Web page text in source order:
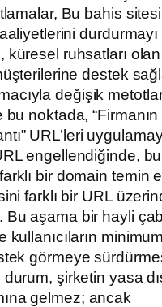
Bu bahis
durdurmayı
küresel ruhsatları
destek
değişik
bu noktada, “Firmanın
URL’leri
engellendiğinde,
bir domain temin
farklı bir URL
Bu aşama bir hayli
kullanıcıların minimum
görmeye
şirketin yasa
gelmez; ancak